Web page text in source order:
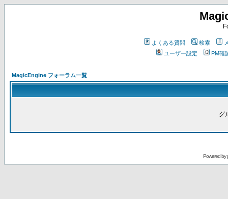
よくある質問 検索
ユーザー設定
PM確
MagicEngine フォーラム一覧
グ
Powered by